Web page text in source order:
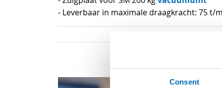
Consent
gallerij
- Leverbaar in maximale draagkracht: 75 t/